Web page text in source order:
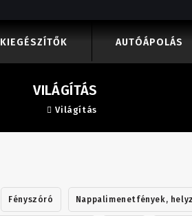
KIEGÉSZÍTŐK AUTÓÁPOLÁS
VILÁGÍTÁS
Világítás
Fényszóró Nappalimenetfények,